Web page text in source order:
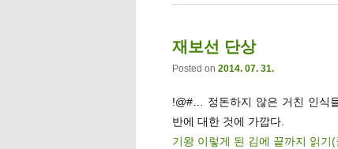
재보선 단상
Posted on 2014. 07. 31.
!@#… 정돈하지 않은 거친 인식
반에 대한 것에 가깝다.
기왕 이렇게 된 김에 끝까지 읽기(